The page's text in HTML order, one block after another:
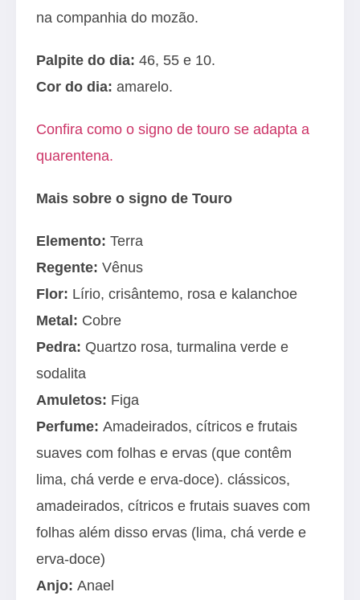
na companhia do mozão.
Palpite do dia: 46, 55 e 10.
Cor do dia: amarelo.
Confira como o signo de touro se adapta a
quarentena.
Mais sobre o signo de Touro
Elemento: Terra
Regente: Vênus
Flor: Lírio, crisântemo, rosa e kalanchoe
Metal: Cobre
Pedra: Quartzo rosa, turmalina verde e
sodalita
Amuletos: Figa
Perfume: Amadeirados, cítricos e frutais
suaves com folhas e ervas (que contêm
lima, chá verde e erva-doce). clássicos,
amadeirados, cítricos e frutais suaves com
folhas além disso ervas (lima, chá verde e
erva-doce)
Anjo: Anael